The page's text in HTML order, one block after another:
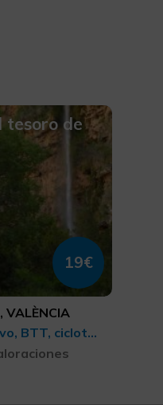
tesoro de
19€
Turismo deportivo, BTT, cicloturismo y ciclismo